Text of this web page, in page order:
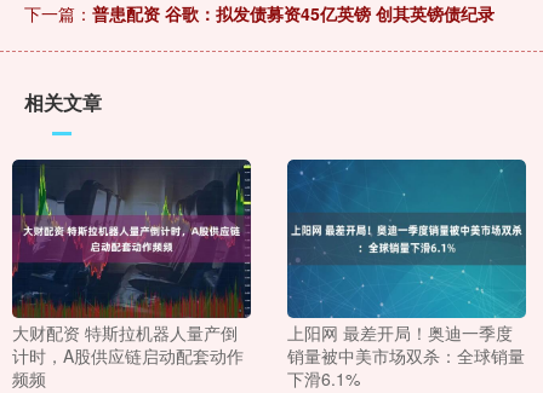
下一篇： 普患配资 谷歌：拟发债募资45亿英镑 创其英镑债纪录
相关文章
大财配资 特斯拉机器人量产倒
计时，A股供应链启动配套动作
频频
上阳网 最差开局！奥迪一季度
销量被中美市场双杀：全球销量
下滑6.1%